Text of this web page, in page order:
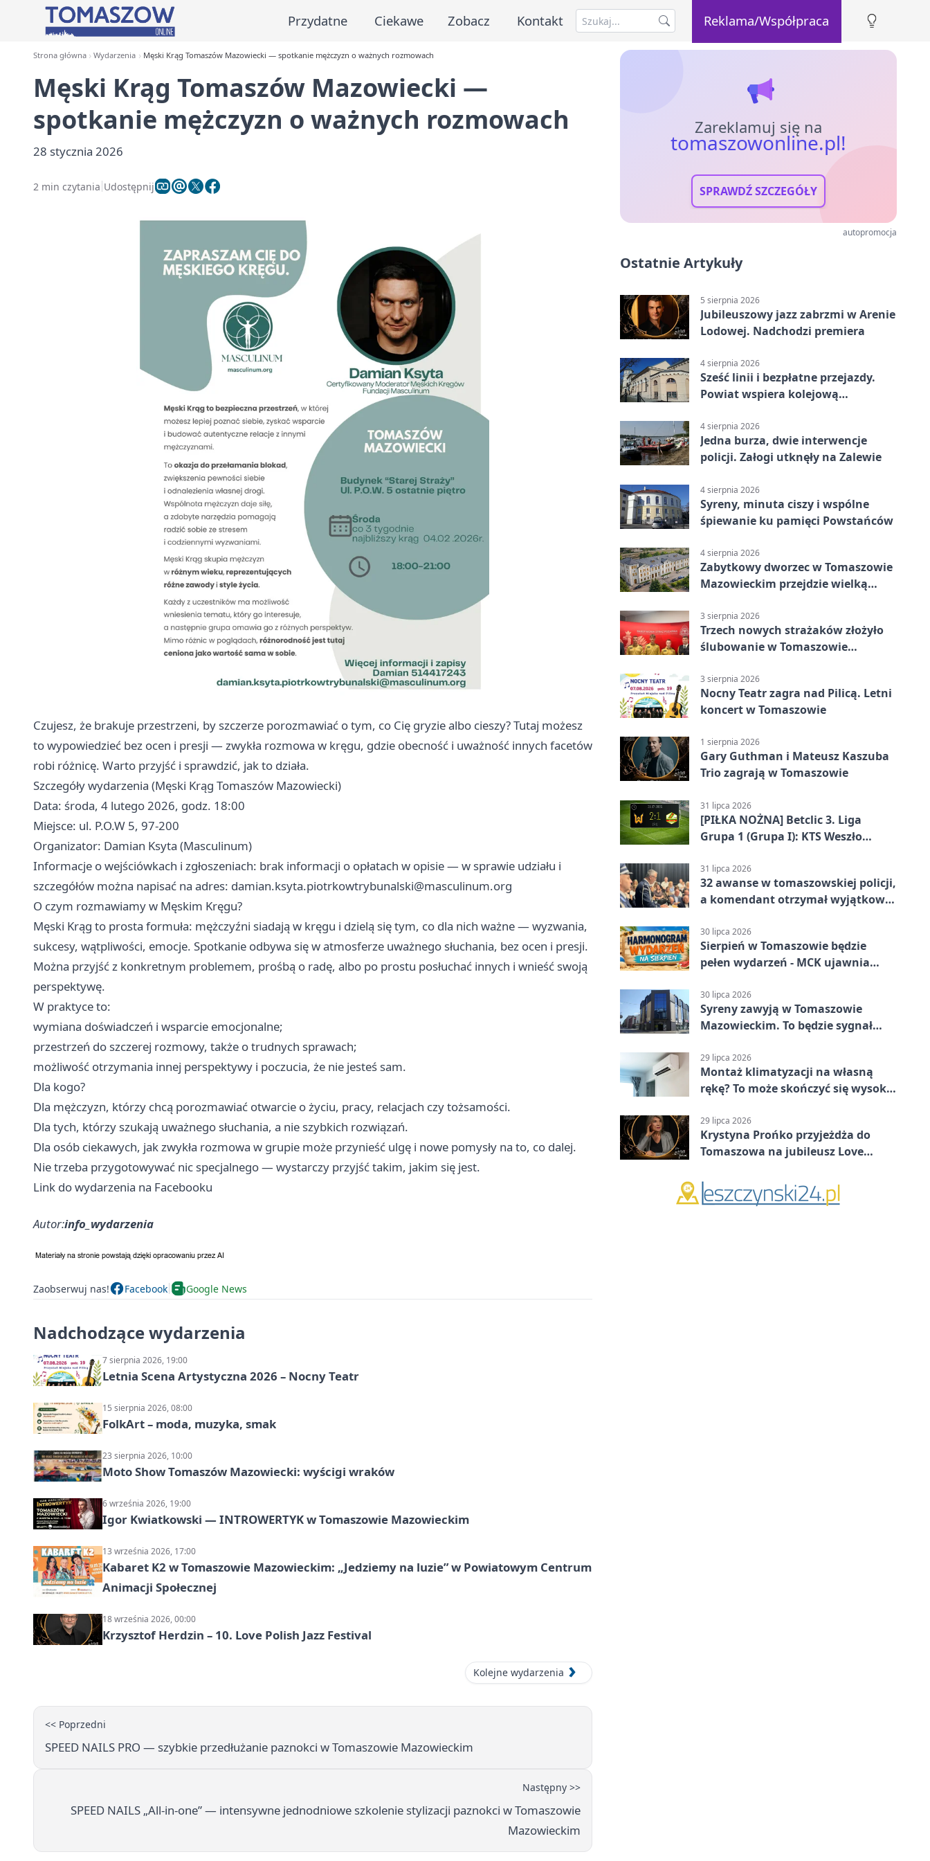
Przydatne Ciekawe Zobacz Kontakt Reklama/Współpraca
Strona główna Wydarzenia Męski Krąg Tomaszów Mazowiecki — spotkanie mężczyzn o ważnych rozmowach
Męski Krąg Tomaszów Mazowiecki —
spotkanie mężczyzn o ważnych rozmowach
28 stycznia 2026
2 min czytania Udostępnij
Czujesz, że brakuje przestrzeni, by szczerze porozmawiać o tym, co Cię gryzie albo cieszy? Tutaj możesz
to wypowiedzieć bez ocen i presji — zwykła rozmowa w kręgu, gdzie obecność i uważność innych facetów
robi różnicę. Warto przyjść i sprawdzić, jak to działa.
Szczegóły wydarzenia (Męski Krąg Tomaszów Mazowiecki)
Data: środa, 4 lutego 2026, godz. 18:00
Miejsce: ul. P.O.W 5, 97-200
Organizator: Damian Ksyta (Masculinum)
Informacje o wejściówkach i zgłoszeniach: brak informacji o opłatach w opisie — w sprawie udziału i
szczegółów można napisać na adres: damian.ksyta.piotrkowtrybunalski@masculinum.org
O czym rozmawiamy w Męskim Kręgu?
Męski Krąg to prosta formuła: mężczyźni siadają w kręgu i dzielą się tym, co dla nich ważne — wyzwania,
sukcesy, wątpliwości, emocje. Spotkanie odbywa się w atmosferze uważnego słuchania, bez ocen i presji.
Można przyjść z konkretnym problemem, prośbą o radę, albo po prostu posłuchać innych i wnieść swoją
perspektywę.
W praktyce to:
wymiana doświadczeń i wsparcie emocjonalne;
przestrzeń do szczerej rozmowy, także o trudnych sprawach;
możliwość otrzymania innej perspektywy i poczucia, że nie jesteś sam.
Dla kogo?
Dla mężczyzn, którzy chcą porozmawiać otwarcie o życiu, pracy, relacjach czy tożsamości.
Dla tych, którzy szukają uważnego słuchania, a nie szybkich rozwiązań.
Dla osób ciekawych, jak zwykła rozmowa w grupie może przynieść ulgę i nowe pomysły na to, co dalej.
Nie trzeba przygotowywać nic specjalnego — wystarczy przyjść takim, jakim się jest.
Link do wydarzenia na Facebooku
Autor:info_wydarzenia
Zaobserwuj nas! Facebook Google News
Nadchodzące wydarzenia
7 sierpnia 2026, 19:00
Letnia Scena Artystyczna 2026 – Nocny Teatr
15 sierpnia 2026, 08:00
FolkArt – moda, muzyka, smak
23 sierpnia 2026, 10:00
Moto Show Tomaszów Mazowiecki: wyścigi wraków
6 września 2026, 19:00
Igor Kwiatkowski — INTROWERTYK w Tomaszowie Mazowieckim
13 września 2026, 17:00
Kabaret K2 w Tomaszowie Mazowieckim: „Jedziemy na luzie” w Powiatowym Centrum
Animacji Społecznej
18 września 2026, 00:00
Krzysztof Herdzin – 10. Love Polish Jazz Festival
Kolejne wydarzenia
<< Poprzedni
SPEED NAILS PRO — szybkie przedłużanie paznokci w Tomaszowie Mazowieckim
Następny >>
SPEED NAILS „All-in-one” — intensywne jednodniowe szkolenie stylizacji paznokci w Tomaszowie
Mazowieckim
Zareklamuj się na
tomaszowonline.pl!
SPRAWDŹ SZCZEGÓŁY
autopromocja
Ostatnie Artykuły
5 sierpnia 2026
Jubileuszowy jazz zabrzmi w Arenie
Lodowej. Nadchodzi premiera
4 sierpnia 2026
Sześć linii i bezpłatne przejazdy.
Powiat wspiera kolejową
4 sierpnia 2026
Jedna burza, dwie interwencje
policji. Załogi utknęły na Zalewie
4 sierpnia 2026
Syreny, minuta ciszy i wspólne
śpiewanie ku pamięci Powstańców
4 sierpnia 2026
Zabytkowy dworzec w Tomaszowie
Mazowieckim przejdzie wielką
wykonawcy
3 sierpnia 2026
Trzech nowych strażaków złożyło
ślubowanie w Tomaszowie
3 sierpnia 2026
Nocny Teatr zagra nad Pilicą. Letni
koncert w Tomaszowie
1 sierpnia 2026
Gary Guthman i Mateusz Kaszuba
Trio zagrają w Tomaszowie
31 lipca 2026
[PIŁKA NOŻNA] Betclic 3. Liga
Grupa 1 (Grupa I): KTS Weszło
Mazowiecki 2:1
31 lipca 2026
32 awanse w tomaszowskiej policji,
a komendant otrzymał wyjątkowy
30 lipca 2026
Sierpień w Tomaszowie będzie
pełen wydarzeń - MCK ujawnia
30 lipca 2026
Syreny zawyją w Tomaszowie
Mazowieckim. To będzie sygnał
29 lipca 2026
Montaż klimatyzacji na własną
rękę? To może skończyć się wysoką
29 lipca 2026
Krystyna Prońko przyjeżdża do
Tomaszowa na jubileusz Love